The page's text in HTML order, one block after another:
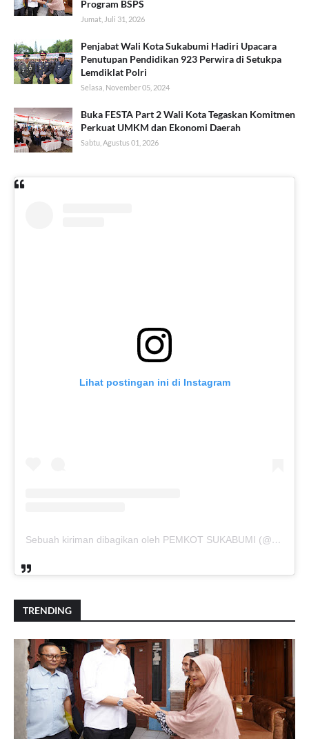
Program BSPS
Jumat, Juli 31, 2026
Penjabat Wali Kota Sukabumi Hadiri Upacara
Penutupan Pendidikan 923 Perwira di Setukpa
Lemdiklat Polri
Selasa, November 05, 2024
Buka FESTA Part 2 Wali Kota Tegaskan Komitmen
Perkuat UMKM dan Ekonomi Daerah
Sabtu, Agustus 01, 2026
Lihat postingan ini di Instagram
Sebuah kiriman dibagikan oleh PEMKOT SUKABUMI (@pemkotsukabumi_)
TRENDING